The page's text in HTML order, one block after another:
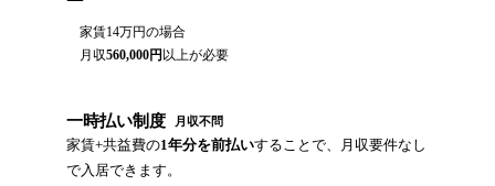
家賃14万円の場合
月収560,000円以上が必要
一時払い制度 月収不問
家賃+共益費の1年分を前払いすることで、月収要件なし
で入居できます。